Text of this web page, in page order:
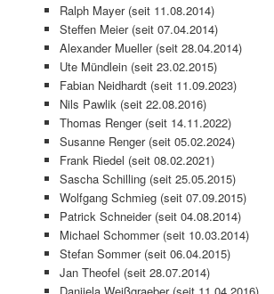
Ralph Mayer (seit 11.08.2014)
Steffen Meier (seit 07.04.2014)
Alexander Mueller (seit 28.04.2014)
Ute Mündlein (seit 23.02.2015)
Fabian Neidhardt (seit 11.09.2023)
Nils Pawlik (seit 22.08.2016)
Thomas Renger (seit 14.11.2022)
Susanne Renger (seit 05.02.2024)
Frank Riedel (seit 08.02.2021)
Sascha Schilling (seit 25.05.2015)
Wolfgang Schmieg (seit 07.09.2015)
Patrick Schneider (seit 04.08.2014)
Michael Schommer (seit 10.03.2014)
Stefan Sommer (seit 06.04.2015)
Jan Theofel (seit 28.07.2014)